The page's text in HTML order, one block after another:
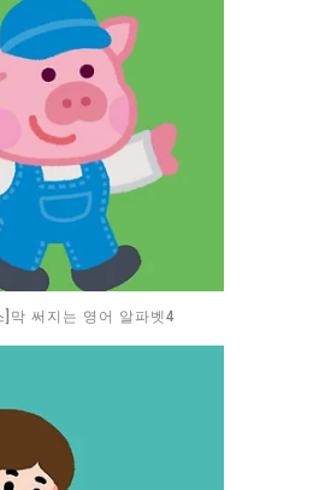
]막 써지는 영어 알파벳4